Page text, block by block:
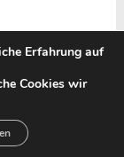
Powered by
Erfahrung auf
Cookies wir